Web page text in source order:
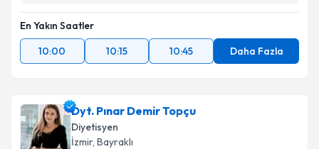
En Yakın Saatler
10:00
10:15 10:45 Daha Fazla
Dyt. Pınar Demir Topçu
Diyetisyen
İzmir, Bayraklı